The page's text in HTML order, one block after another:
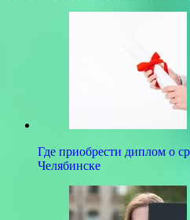
Где приобрести диплом о
Челябинске